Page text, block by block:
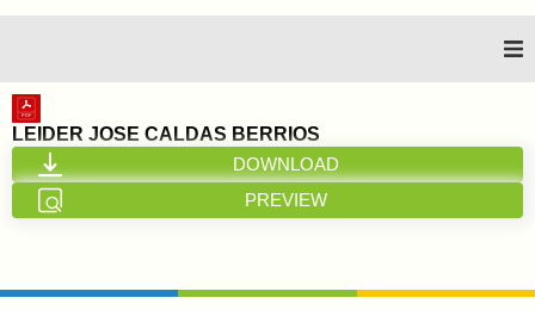
Inicio
Nosotros
Transparencia
LEIDER JOSE CALDAS BERRIOS
DOWNLOAD
PREVIEW